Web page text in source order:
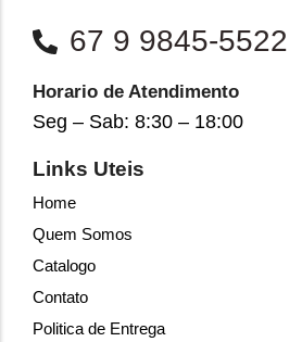
67 9 9845-5522
Horario de Atendimento
Seg – Sab: 8:30 – 18:00
Links Uteis
Home
Quem Somos
Catalogo
Contato
Politica de Entrega